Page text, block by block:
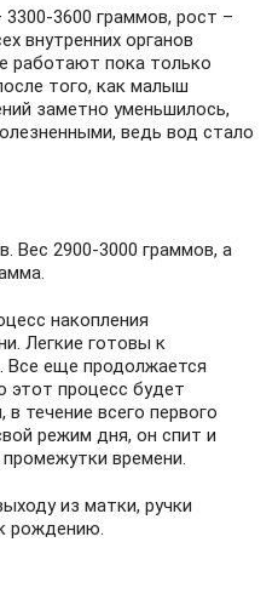
3600 граммов, рост –
внутренних органов
работают пока только
того, как малыш
заметно уменьшилось,
ведь вод стало
Вес 2900-3000 граммов, а
накопления
Легкие готовы к
Все еще продолжается
этот процесс будет
течение всего первого
режим дня, он спит и
времени.
из матки, ручки
рождению.